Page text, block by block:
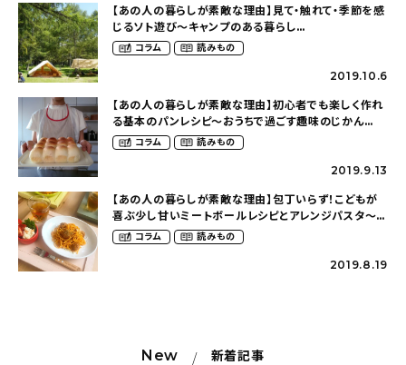
【あの人の暮らしが素敵な理由】見て・触れて・季節を感
じるソト遊び〜キャンプのある暮らし
（tongarihouseさん）
コラム 読みもの
2019.10.6
【あの人の暮らしが素敵な理由】初心者でも楽しく作れ
る基本のパンレシピ〜おうちで過ごす趣味のじかん
（mayuru.homeさん）
コラム 読みもの
2019.9.13
【あの人の暮らしが素敵な理由】包丁いらず！こどもが
喜ぶ少し甘いミートボールレシピとアレンジパスタ〜夏
休みを乗り切る簡単お昼ご飯（4diamond15さん）
コラム 読みもの
2019.8.19
New 新着記事